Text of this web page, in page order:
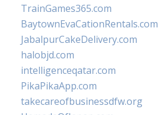
TrainGames365.com
BaytownEvaCationRentals.com
JabalpurCakeDelivery.com
halobjd.com
intelligenceqatar.com
PikaPikaApp.com
takecareofbusinessdfw.org